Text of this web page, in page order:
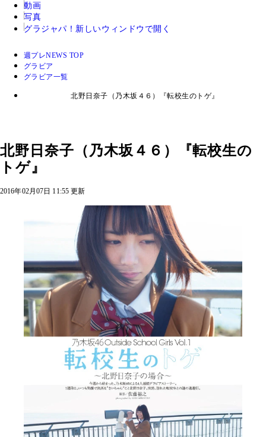
動画
写真
グラジャパ！ 新しいウィンドウで開く
週プレNEWS TOP
グラビア
グラビア一覧
北野日奈子（乃木坂４６）『転校生のトゲ』
北野日奈子（乃木坂４６）『転校生の
トゲ』
2016年02月07日 11:55 更新